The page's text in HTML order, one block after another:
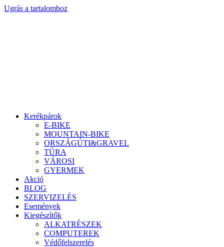
Ugrás a tartalomhoz
Kerékpárok
E-BIKE
MOUNTAIN-BIKE
ORSZÁGÚTI&GRAVEL
TÚRA
VÁROSI
GYERMEK
Akció
BLOG
SZERVIZELÉS
Események
Kiegészítők
ALKATRÉSZEK
COMPUTEREK
Védőfelszerelés